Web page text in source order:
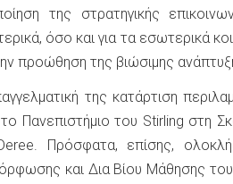
της στρατηγικής
όσο και για τα εσωτερικά
προώθηση της βιώσιμης
της κατάρτιση
Πανεπιστήμιο του Stirling στη
Πρόσφατα, επίσης,
και Δια Βίου Μάθησης